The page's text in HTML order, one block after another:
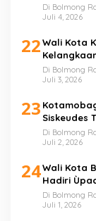
Di Bolmong
Juli 4, 2026
22Wali Kota
Di Bolmong
Juli 3, 2026
23 Siskeudes
Di Bolmong
Juli 2, 2026
24Wali Kota
Hadiri
Di Bolmong
Juli 1, 2026